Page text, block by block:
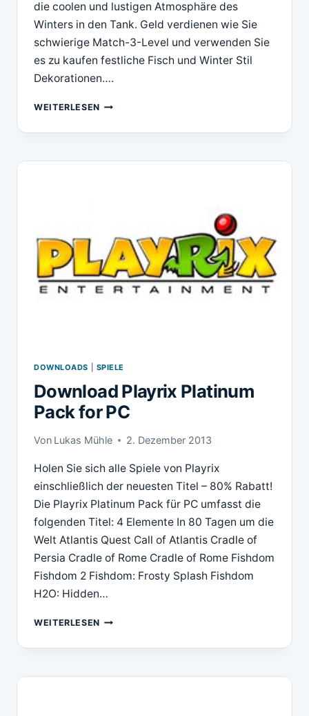
die coolen und lustigen Atmosphäre des
Winters in den Tank. Geld verdienen wie Sie
schwierige Match-3-Level und verwenden Sie
es zu kaufen festliche Fisch und Winter Stil
Dekorationen….
WEITERLESENDOWNLOAD
FISHDOM
SPLASH(TM)
DOWNLOADS SPIELE
Download Playrix Platinum
Pack for PC
Von Lukas Mühle 2. Dezember 2013
Holen Sie sich alle Spiele von Playrix
einschließlich der neuesten Titel – 80% Rabatt!
Die Playrix Platinum Pack für PC umfasst die
folgenden Titel: 4 Elemente In 80 Tagen um die
Welt Atlantis Quest Call of Atlantis Cradle of
Persia Cradle of Rome Cradle of Rome Fishdom
Fishdom 2 Fishdom: Frosty Splash Fishdom
H2O: Hidden…
WEITERLESENDOWNLOAD
PLATINUM
FOR